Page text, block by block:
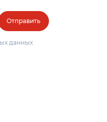
Отправить
данных